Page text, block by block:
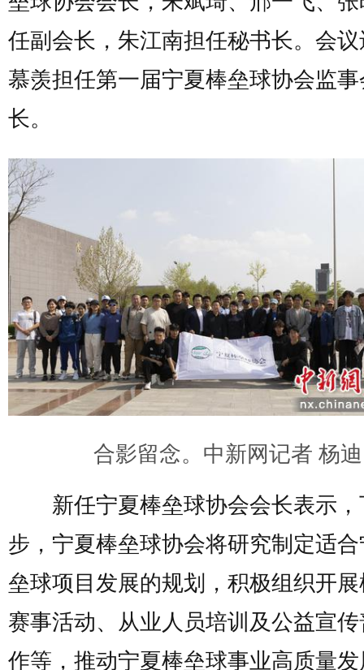
任副会长，朱江南担任秘书长。会
慕羡担任第一届宁夏棒垒球协会监
长。
合影留念。中新网记者 杨
新任宁夏棒垒球协会会长表示，
步，宁夏棒垒球协会将研究制定适
垒球项目发展的规划，积极组织开
赛事活动、从业人员培训及公益宣
作等，推动宁夏棒垒球事业高质量